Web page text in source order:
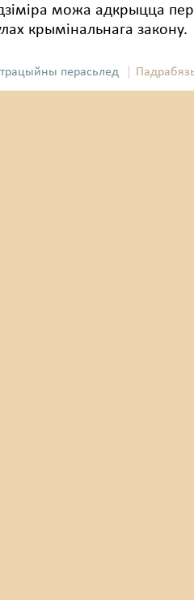
можа адкрыцца
крымінальнага закону.
перасьлед